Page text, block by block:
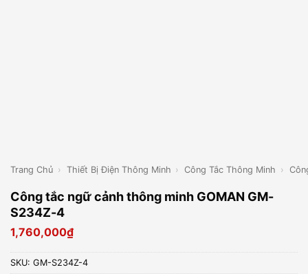
Trang Chủ › Thiết Bị Điện Thông Minh › Công Tắc Thông Minh ›
Công tắc ngữ cảnh thông minh GOMAN GM-
S234Z-4
1,760,000₫
SKU: GM-S234Z-4